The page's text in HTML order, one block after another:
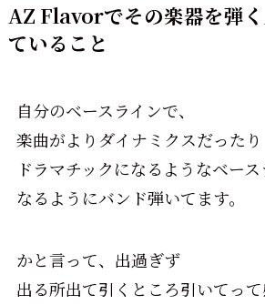
AZ Flavorでその楽器を弾
ていること
自分のベースラインで、
楽曲がよりダイナミクスだったり
ドラマチックになるようなベー
なるようにバンド弾いてます。
かと言って、出過ぎず
出る所出て引くところ引いてっ